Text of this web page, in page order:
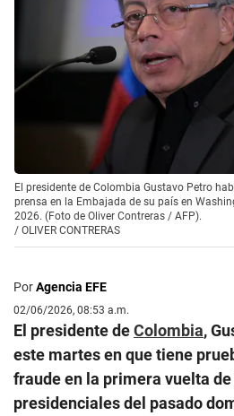
El presidente de Colombia Gustavo Petro
prensa en la Embajada de su país en
2026. (Foto de Oliver Contreras / AFP).
/ OLIVER CONTRERAS
PorAgencia EFE
02/06/2026, 08:53 a.m.
El presidente deColombia,
este martes en que tiene
fraude en la primera vuelta
presidenciales del pasado